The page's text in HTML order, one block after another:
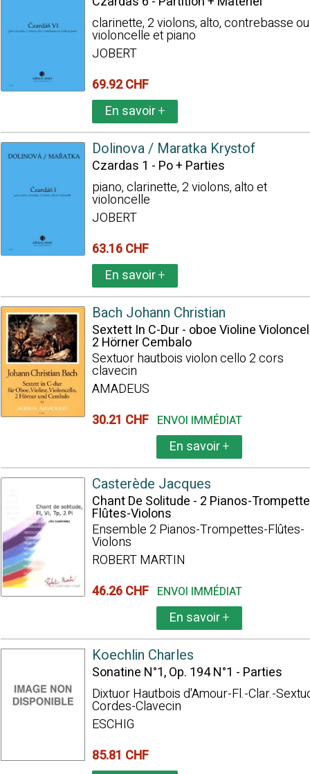
clarinette, 2 violons, alto, contrebasse ou
violoncelle et piano
JOBERT
69.92 CHF
En savoir+
Dolinova / Maratka Krystof
Czardas 1 - Po + Parties
piano, clarinette, 2 violons, alto et
violoncelle
JOBERT
63.16 CHF
En savoir+
Bach Johann Christian
Sextett In C-Dur - oboe Violine
2 Hörner Cembalo
Sextuor hautbois violon cello 2 cors
clavecin
AMADEUS
30.21 CHF ENVOI IMMÉDIAT
En savoir+
Casterède Jacques
Chant De Solitude - 2 Pianos-
Flûtes-Violons
Ensemble 2 Pianos-Trompettes-Flûtes-
Violons
ROBERT MARTIN
46.26 CHF ENVOI IMMÉDIAT
En savoir+
Koechlin Charles
Sonatine N°1, Op. 194 N°1 - Parties
Dixtuor Hautbois d'Amour-Fl.-Clar.-
Cordes-Clavecin
ESCHIG
85.81 CHF